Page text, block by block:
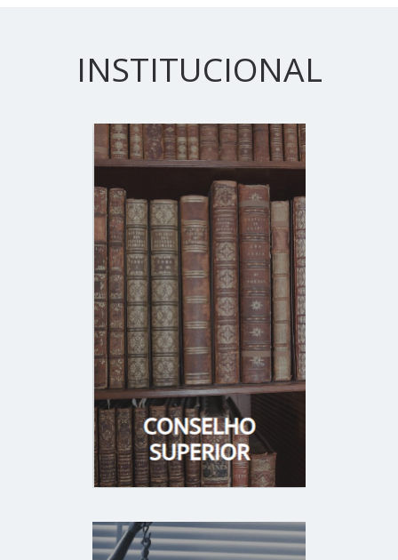
INSTITUCIONAL